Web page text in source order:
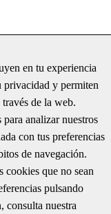
de ABM y
y debe quedar sin
en tu experiencia
privacidad y permiten
de la web.
analizar nuestros
con tus preferencias
de navegación.
que no sean
pulsando
nuestra